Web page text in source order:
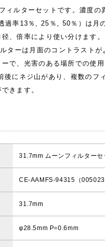
ィルターセットです。濃度の
過率13％, 25％, 50％）は月
、倍率により使い分けます
ターは月面のコントラストが
で、光害のある場所での使
後にネジ山があり、複数のフ
きます。
31.7mm ムーンフィルターセ
CE-AAMFS-94315（
31.7mm
φ28.5mm P=0.6mm